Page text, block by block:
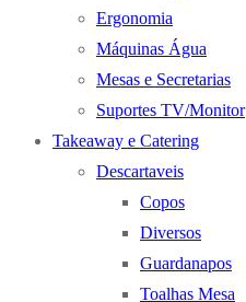
Ergonomia
Máquinas Água
Mesas e Secretarias
Suportes TV/Monitor
Takeaway e Catering
Descartaveis
Copos
Diversos
Guardanapos
Toalhas Mesa